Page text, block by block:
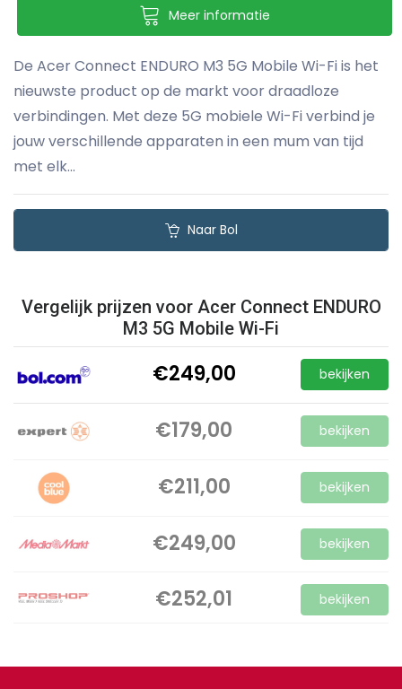
Meer informatie
De Acer Connect ENDURO M3 5G Mobile Wi-Fi is het
nieuwste product op de markt voor draadloze
verbindingen. Met deze 5G mobiele Wi-Fi verbind je
jouw verschillende apparaten in een mum van tijd
met elk...
Naar Bol
Vergelijk prijzen voor Acer Connect ENDURO
M3 5G Mobile Wi-Fi
€179,00 bekijken
€211,00 bekijken
€249,00 bekijken
€249,00 bekijken
€252,01 bekijken